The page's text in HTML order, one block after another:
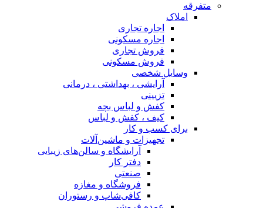
متفرقه
املاک
اجاره تجاری
اجاره مسکونی
فروش تجاری
فروش مسکونی
وسایل شخصی
آرایشی ، بهداشتی ، درمانی
تزیینی
کفش و لباس بچه
کیف ، کفش و لباس
برای کسب و کار
تجهیزات و ماشین‌آلات
آرایشگاه و سالن‌های زیبایی
دفتر کار
صنعتی
فروشگاه و مغازه
کافی‌شاپ و رستوران